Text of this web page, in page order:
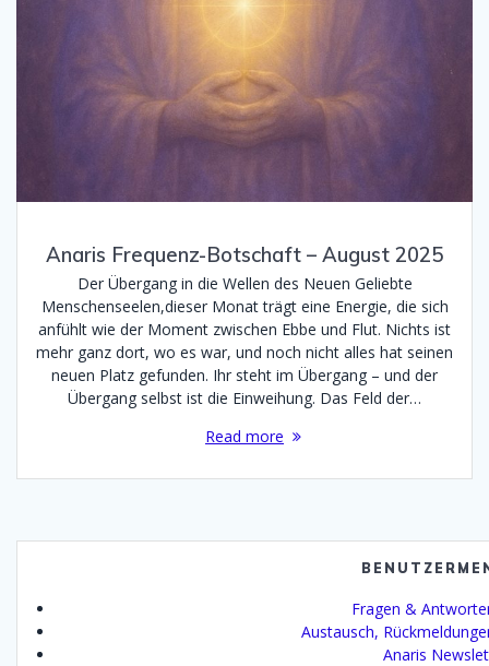
Anaris Frequenz-Botschaft – August 2025
Der Übergang in die Wellen des Neuen Geliebte
Menschenseelen,dieser Monat trägt eine Energie, die sich
anfühlt wie der Moment zwischen Ebbe und Flut. Nichts ist
mehr ganz dort, wo es war, und noch nicht alles hat seinen
neuen Platz gefunden. Ihr steht im Übergang – und der
Übergang selbst ist die Einweihung. Das Feld der…
Read more
Fragen &
Austausch,
Anaris